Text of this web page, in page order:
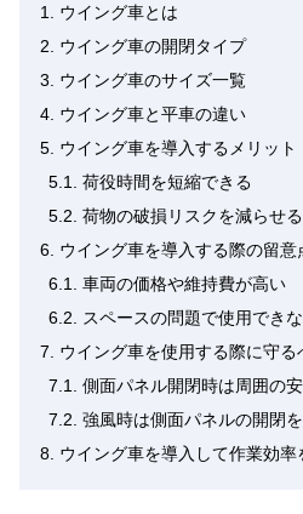
1.
ウイング車とは
2.
ウイング車の開閉タイプ
3.
ウイング車のサイズ一覧
4. ウイング車と平車の違い
5. ウイング車を導入するメリット
5.1.
荷役時間を短縮できる
5.2. 荷物の破損リスクを減らせる
6. ウイング車を導入する際の留意
6.1.
車両の価格や維持費が高い
6.2.
スペースの問題で使用でき
7.
ウイング車を使用する際に守る
7.1.
側面パネル開閉時は周囲の
7.2. 強風時は側面パネルの開閉
8. ウイング車を導入して作業効率